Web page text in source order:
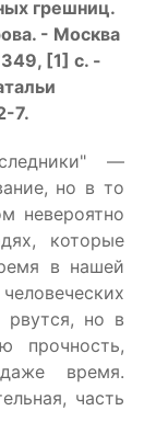
грешниц.
- Москва
[1] с. -
7.
—
но в то
невероятно
которые
в нашей
рвутся, но в
прочность,
время.
часть